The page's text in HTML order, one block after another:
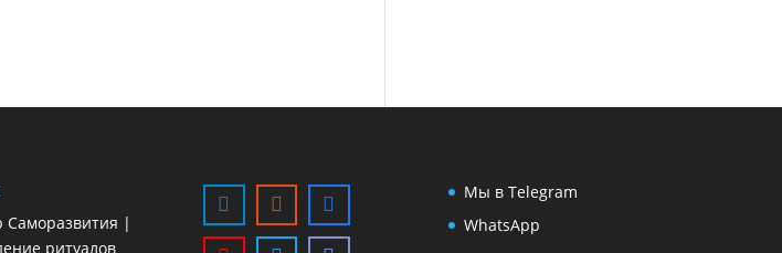
Саморазвития |
ритуалов
Мы в Telegram
WhatsApp